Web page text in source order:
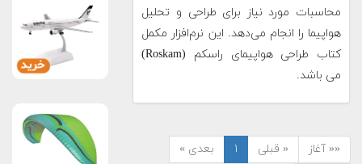
محاسبات مورد نیاز برای طراحی و تحلیل
هواپیما را انجام می‌دهد. این نرم‌افزار مکمل
کتاب طراحی هواپیمای راسکم (Roskam)
می باشد.
«« آغاز « قبلی ۱ بعدی »